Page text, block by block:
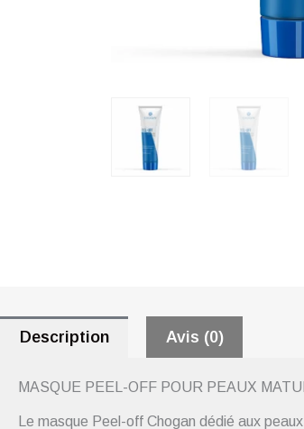
Description Avis (0)
MASQUE PEEL-OFF POUR PEAUX
Le masque Peel-off Chogan dédié aux